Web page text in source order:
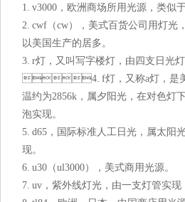
1. v3000，欧洲商场所用光源，类似于
2. cwf（cw），美式百货公司用灯光，冷
以美国生产的居多。
3. r灯，又叫写字楼灯，由四支日光
4. f灯，又称a灯，是美
温约为2856k，属夕阳光，在对色灯下
泡实现。
5. d65，国际标准人工日光，属太
现。
6. u30（ul3000），美式商用光源。
7. uv，紫外线灯光，由一支灯管实